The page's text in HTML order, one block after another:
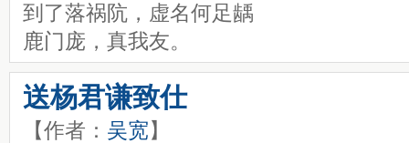
到了落祸阬，虚名何足龋
鹿门庞，真我友。
送杨君谦致仕
【作者： 吴宽 】